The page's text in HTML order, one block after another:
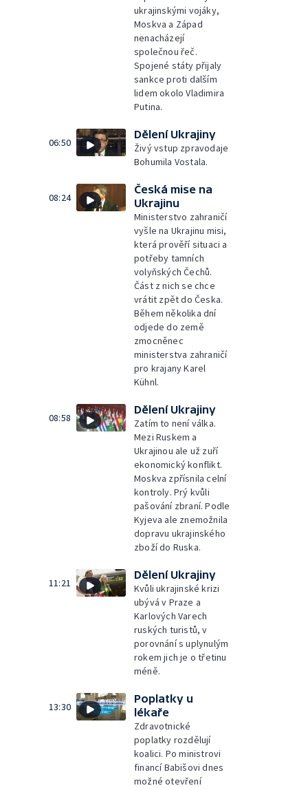
ukrajinskými vojáky,
Moskva a Západ
nenacházejí
společnou řeč.
Spojené státy přijaly
sankce proti dalším
lidem okolo Vladimira
Putina.
06:50
Dělení Ukrajiny
Živý vstup zpravodaje
Bohumila Vostala.
08:24
Česká mise na
Ukrajinu
Ministerstvo zahraničí
vyšle na Ukrajinu misi,
která prověří situaci a
potřeby tamních
volyňských Čechů.
Část z nich se chce
vrátit zpět do Česka.
Během několika dní
odjede do země
zmocněnec
ministerstva zahraničí
pro krajany Karel
Kühnl.
08:58
Dělení Ukrajiny
Zatím to není válka.
Mezi Ruskem a
Ukrajinou ale už zuří
ekonomický konflikt.
Moskva zpřísnila celní
kontroly. Prý kvůli
pašování zbraní. Podle
Kyjeva ale znemožnila
dopravu ukrajinského
zboží do Ruska.
11:21
Dělení Ukrajiny
Kvůli ukrajinské krizi
ubývá v Praze a
Karlových Varech
ruských turistů, v
porovnání s uplynulým
rokem jich je o třetinu
méně.
13:30
Poplatky u
lékaře
Zdravotnické
poplatky rozdělují
koalici. Po ministrovi
financí Babišovi dnes
možné otevření